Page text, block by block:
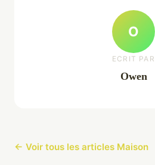
O
ECRIT PAR
Owen
← Voir tous les articles Maison